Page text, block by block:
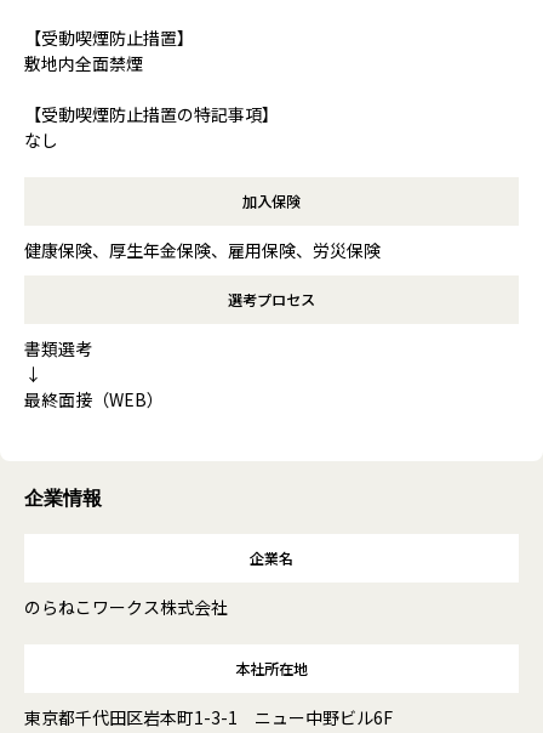
【受動喫煙防止措置】
敷地内全面禁煙
【受動喫煙防止措置の特記事項】
なし
加入保険
健康保険、厚生年金保険、雇用保険、労災保険
選考プロセス
書類選考
↓
最終面接（WEB）
企業情報
企業名
のらねこワークス株式会社
本社所在地
東京都千代田区岩本町1-3-1 ニュー中野ビル6F